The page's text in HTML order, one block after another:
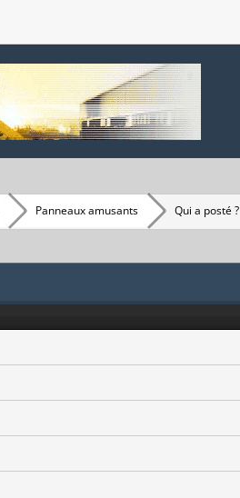
Panneaux amusants Qui a posté ?